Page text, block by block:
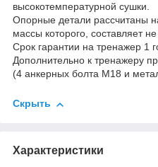
высокотемпературной сушки.
Опорные детали рассчитаны
массы которого, составляет
Срок гарантии на тренажер 1
Дополнительно к тренажеру
(4 анкерных болта М18 и
Скрыть
Характеристики